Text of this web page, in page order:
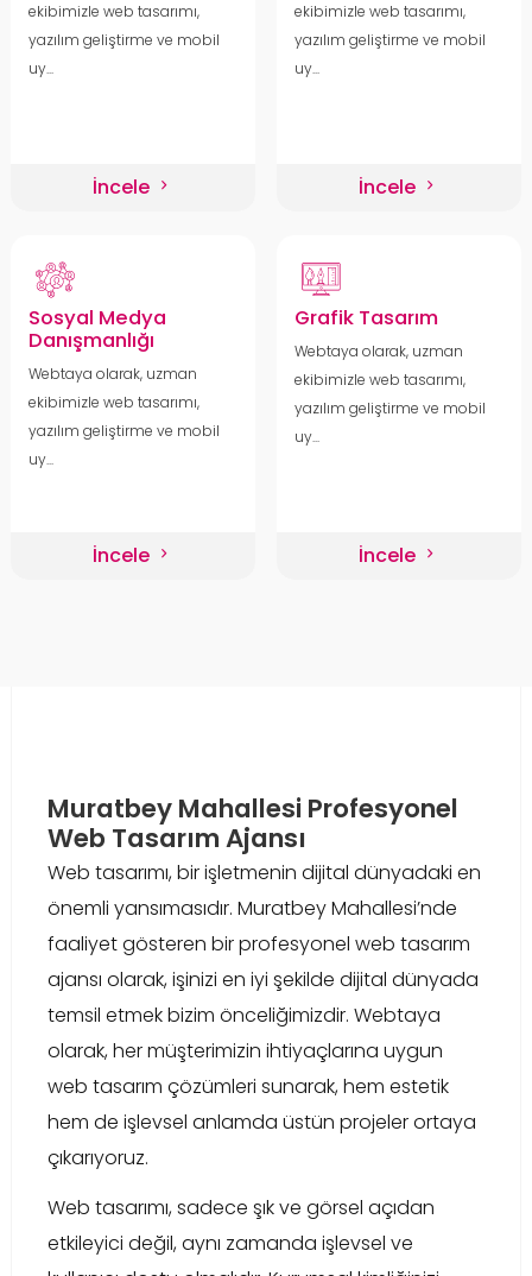
ekibimizle web tasarımı,
yazılım geliştirme ve mobil
uy...
İncele
ekibimizle web tasarımı,
yazılım geliştirme ve mobil
uy...
İncele
Sosyal Medya
Danışmanlığı
Webtaya olarak, uzman
ekibimizle web tasarımı,
yazılım geliştirme ve mobil
uy...
İncele
Grafik Tasarım
Webtaya olarak, uzman
ekibimizle web tasarımı,
yazılım geliştirme ve mobil
uy...
İncele
Muratbey Mahallesi Profesyonel
Web Tasarım Ajansı
Web tasarımı, bir işletmenin dijital dünyadaki en
önemli yansımasıdır. Muratbey Mahallesi’nde
faaliyet gösteren bir profesyonel web tasarım
ajansı olarak, işinizi en iyi şekilde dijital dünyada
temsil etmek bizim önceliğimizdir. Webtaya
olarak, her müşterimizin ihtiyaçlarına uygun
web tasarım çözümleri sunarak, hem estetik
hem de işlevsel anlamda üstün projeler ortaya
çıkarıyoruz.
Web tasarımı, sadece şık ve görsel açıdan
etkileyici değil, aynı zamanda işlevsel ve